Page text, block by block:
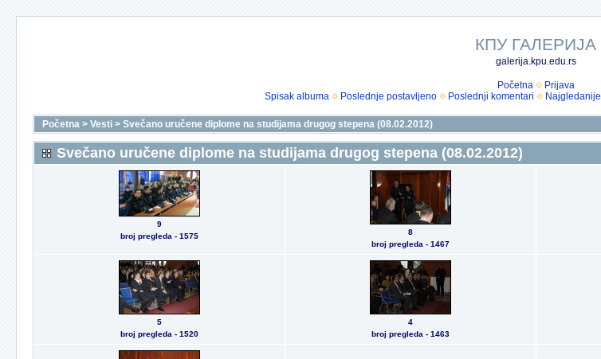
КПУ ГАЛЕРИЈА
galerija.kpu.edu.rs
Početna
Prijava
Spisak albuma
Poslednje postavljeno Poslednji komentari Najgledanije
Početna > Vesti > Svečano uručene diplome na studijama drugog stepena (08.02.2012)
Svečano uručene diplome na studijama drugog stepena (08.02.2012)
9
broj pregleda - 1575
8
broj pregleda - 1467
5
broj pregleda - 1520
4
broj pregleda - 1463